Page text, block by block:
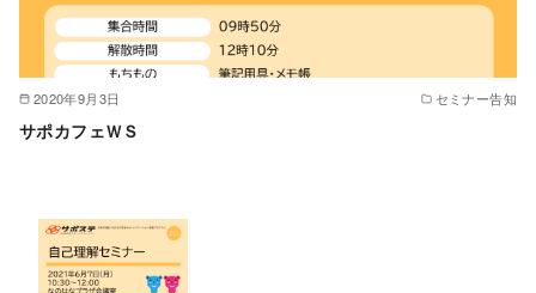
2020年9月3日 セミナー告知
サポカフェＷＳ